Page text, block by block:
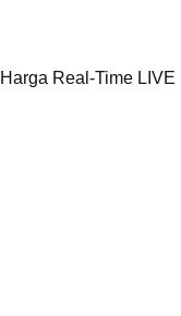
Harga Real-Time LIVE